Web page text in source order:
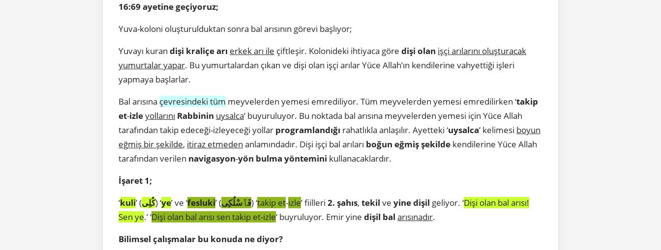
16:69 ayetine geçiyoruz;
Yuva-koloni oluşturulduktan sonra bal arısının görevi başlıyor;
Yuvayı kuran dişi kraliçe arı erkek arı ile çiftleşir. Kolonideki ihtiyaca göre dişi olan işçi arılarını oluşturacak
yumurtalar yapar. Bu yumurtalardan çıkan ve dişi olan işçi arılar Yüce Allah’ın kendilerine vahyettiği işleri
yapmaya başlarlar.
Bal arısına çevresindeki tüm meyvelerden yemesi emrediliyor. Tüm meyvelerden yemesi emredilirken ‘takip
et-izleyollarını Rabbinin uysalca’ buyuruluyor. Bu noktada bal arısına meyvelerden yemesi için Yüce Allah
tarafından takip edeceği-izleyeceği yollar programlandığı rahatlıkla anlaşılır. Ayetteki ‘uysalca’ kelimesi boyun
eğmiş bir şekilde, itiraz etmeden anlamındadır. Dişi işçi bal arıları boğun eğmiş şekilde kendilerine Yüce Allah
tarafından verilen navigasyon-yön bulma yöntemini kullanacaklardır.
İşaret 1;
‘kuli’ (كُلِى) ‘ye’ ve ‘fesluki’ (فَٱسْلُكِى) ‘takip et-izle’ fiilleri 2. şahıs, tekil ve yine dişil geliyor. ‘Dişi olan bal arısı!
Sen ye.’ ‘Dişi olan bal arısı sen takip et-izle’ buyruluyor. Emir yine dişil bal arısınadır.
Bilimsel çalışmalar bu konuda ne diyor?